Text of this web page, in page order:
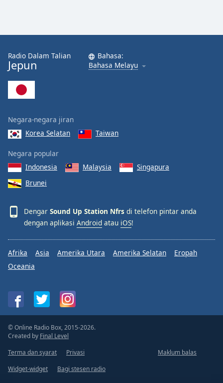
Radio Dalam Talian
Jepun
Bahasa:
Bahasa Melayu
Negara-negara jiran
Korea Selatan
Taiwan
Negara popular
Indonesia
Malaysia
Singapura
Brunei
Dengar Sound Up Station Nfrs di telefon pintar anda
dengan aplikasi Android atau iOS!
Afrika Asia Amerika Utara Amerika Selatan
Eropah
Oceania
© Online Radio Box, 2015-2026.
Created by Final Level
Terma dan syarat
Privasi
Maklum balas
Widget-widget
Bagi stesen radio